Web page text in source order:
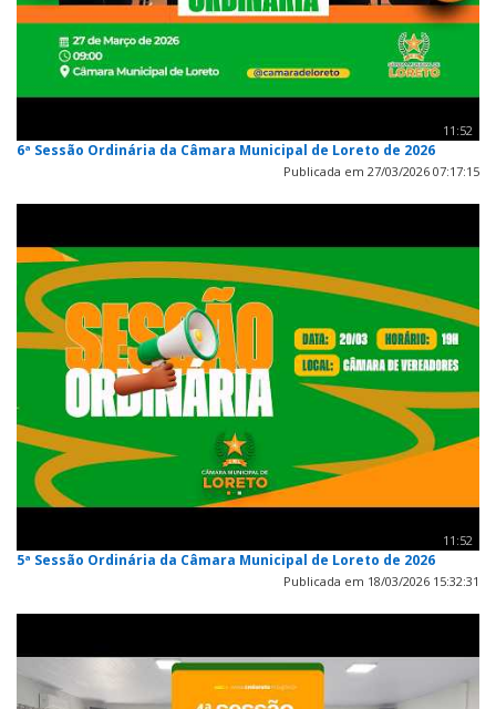
11:52
6ª Sessão Ordinária da Câmara Municipal de Loreto de 2026
Publicada em 27/03/2026 07:17:15
11:52
5ª Sessão Ordinária da Câmara Municipal de Loreto de 2026
Publicada em 18/03/2026 15:32:31